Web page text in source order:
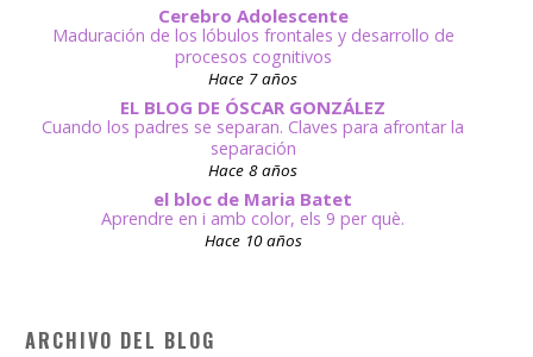
Cerebro Adolescente
Maduración de los lóbulos frontales y desarrollo de
procesos cognitivos
Hace 7 años
EL BLOG DE ÓSCAR GONZÁLEZ
Cuando los padres se separan. Claves para afrontar la
separación
Hace 8 años
el bloc de Maria Batet
Aprendre en i amb color, els 9 per què.
Hace 10 años
ARCHIVO DEL BLOG